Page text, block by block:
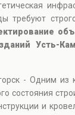
требуют
Усть-
- Одним из
состояния
и